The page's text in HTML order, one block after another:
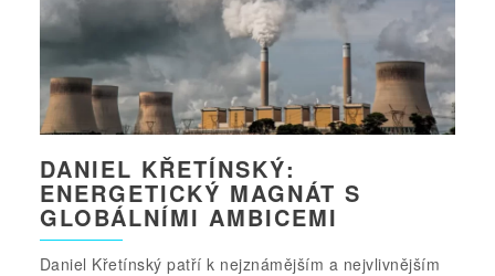
DANIEL KŘETÍNSKÝ:
ENERGETICKÝ MAGNÁT S
GLOBÁLNÍMI AMBICEMI
Daniel Křetínský patří k nejznámějším a nejvlivnějším